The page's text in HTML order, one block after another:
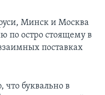
Минск и Москва
по остро стоящему в
поставках
буквально в